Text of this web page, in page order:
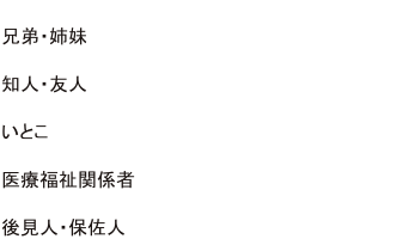
兄弟・姉妹
知人・友人
いとこ
医療福祉関係者
後見人・保佐人